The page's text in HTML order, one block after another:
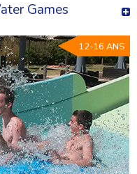
Games
12-16 ANS